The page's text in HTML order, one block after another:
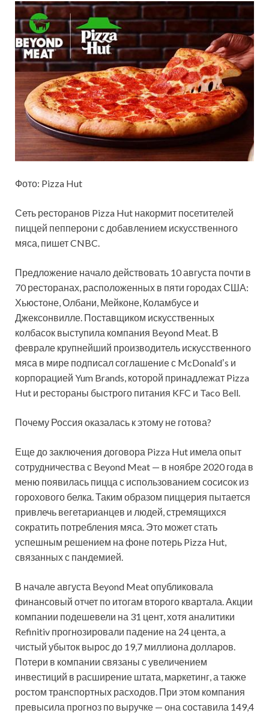
Фото: Pizza Hut
Сеть ресторанов Pizza Hut накормит посетителей
пиццей пепперони с добавлением искусственного
мяса, пишет CNBC.
Предложение начало действовать 10 августа почти в
70 ресторанах, расположенных в пяти городах США:
Хьюстоне, Олбани, Мейконе, Коламбусе и
Джексонвилле. Поставщиком искусственных
колбасок выступила компания Beyond Meat. В
феврале крупнейший производитель искусственного
мяса в мире подписал соглашение с McDonaldʼs и
корпорацией Yum Brands, которой принадлежат Pizza
Hut и рестораны быстрого питания KFC и Taco Bell.
Почему Россия оказалась к этому не готова?
Еще до заключения договора Pizza Hut имела опыт
сотрудничества с Beyond Meat — в ноябре 2020 года в
меню появилась пицца с использованием сосисок из
горохового белка. Таким образом пиццерия пытается
привлечь вегетарианцев и людей, стремящихся
сократить потребления мяса. Это может стать
успешным решением на фоне потерь Pizza Hut,
связанных с пандемией.
В начале августа Beyond Meat опубликовала
финансовый отчет по итогам второго квартала. Акции
компании подешевели на 31 цент, хотя аналитики
Refinitiv прогнозировали падение на 24 цента, а
чистый убыток вырос до 19,7 миллиона долларов.
Потери в компании связаны с увеличением
инвестиций в расширение штата, маркетинг, а также
ростом транспортных расходов. При этом компания
превысила прогноз по выручке — она составила 149,4